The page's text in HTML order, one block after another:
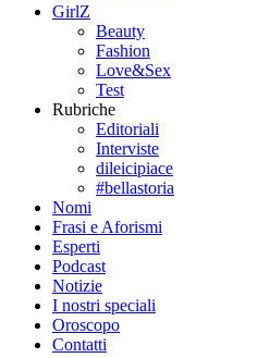
GirlZ
Beauty
Fashion
Love&Sex
Test
Rubriche
Editoriali
Interviste
dileicipiace
#bellastoria
Nomi
Frasi e Aforismi
Esperti
Podcast
Notizie
I nostri speciali
Oroscopo
Contatti